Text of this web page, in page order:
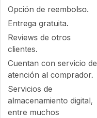
Opción de reembolso.
Entrega gratuita.
Reviews de otros
clientes.
Cuentan con servicio de
atención al comprador.
Servicios de
almacenamiento digital,
entre muchos